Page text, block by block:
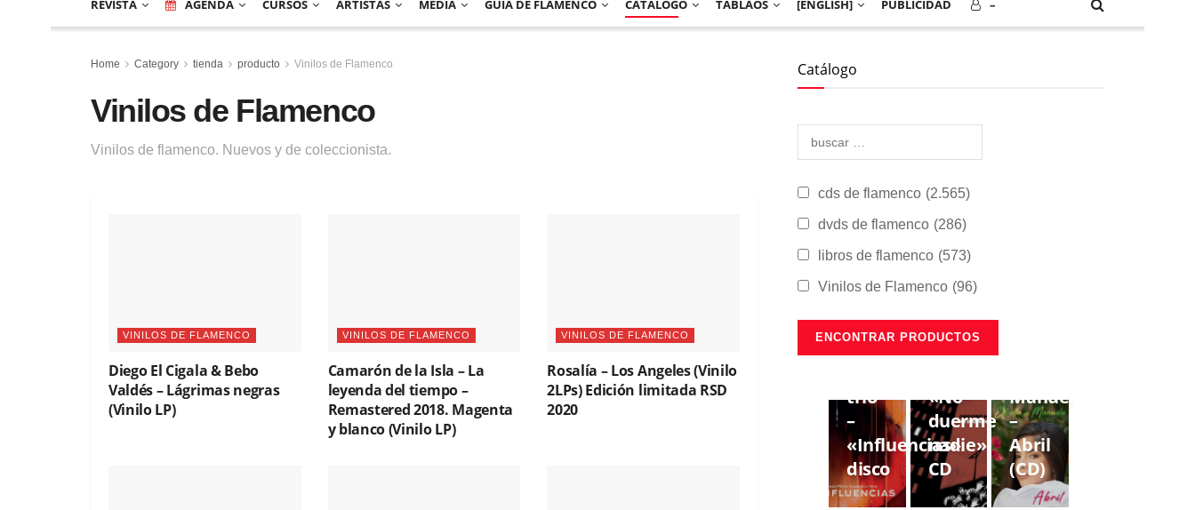
REVISTA AGENDA CURSOS ARTISTAS MEDIA GUÍA DE FLAMENCO CATÁLOGO TABLAOS [ENGLISH] PUBLICIDAD –
Home Category tienda producto Vinilos de Flamenco
Vinilos de Flamenco
Vinilos de flamenco. Nuevos y de coleccionista.
VINILOS DE FLAMENCO
Diego El Cigala & Bebo
Valdés – Lágrimas negras
(Vinilo LP)
VINILOS DE FLAMENCO
Camarón de la Isla – La
leyenda del tiempo –
Remastered 2018. Magenta
y blanco (Vinilo LP)
VINILOS DE FLAMENCO
Rosalía – Los Angeles (Vinilo
2LPs) Edición limitada RSD
2020
Catálogo
cds de flamenco (2.565)
dvds de flamenco (286)
libros de flamenco (573)
Vinilos de Flamenco (96)
FLAMENCO
Lorenzo
trío
–
«Influencias»
disco
FLAMENCO
Gregorio
«No
duerme
nadie»
CD
Manuela
–
Abril
(CD)